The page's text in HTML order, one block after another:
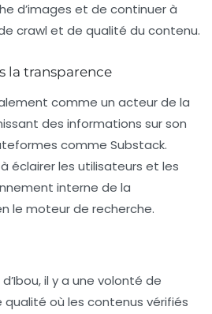
d’images et de continuer à
crawl et de qualité du contenu.
la transparence
comme un acteur de la
des informations sur son
comme Substack.
éclairer les utilisateurs et les
interne de la
le moteur de recherche.
il y a une volonté de
qualité où les contenus vérifiés